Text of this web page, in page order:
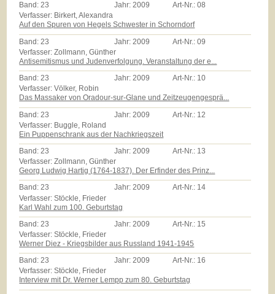
Band:23 Jahr:2009 Art-Nr.:08
Verfasser: Birkert, Alexandra
Auf den Spuren von Hegels Schwester in Schorndorf
Band: 23 Jahr: 2009 Art-Nr.:09
Verfasser: Zollmann, Günther
Antisemitismus und Judenverfolgung. Veranstaltung der e...
Band:23 Jahr:2009 Art-Nr.: 10
Verfasser: Völker, Robin
Das Massaker von Oradour-sur-Glane und Zeitzeugengesprä...
Band: 23 Jahr: 2009 Art-Nr.: 12
Verfasser: Buggle, Roland
Ein Puppenschrank aus der Nachkriegszeit
Band:23 Jahr:2009 Art-Nr.: 13
Verfasser: Zollmann, Günther
Georg Ludwig Hartig (1764-1837). Der Erfinder des Prinz...
Band:23 Jahr:2009 Art-Nr.: 14
Verfasser: Stöckle, Frieder
Karl Wahl zum 100. Geburtstag
Band:23 Jahr:2009 Art-Nr.: 15
Verfasser: Stöckle, Frieder
Werner Diez - Kriegsbilder aus Russland 1941-1945
Band:23 Jahr:2009 Art-Nr.: 16
Verfasser: Stöckle, Frieder
Interview mit Dr. Werner Lempp zum 80. Geburtstag